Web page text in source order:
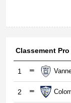
Classement Pro
1
2